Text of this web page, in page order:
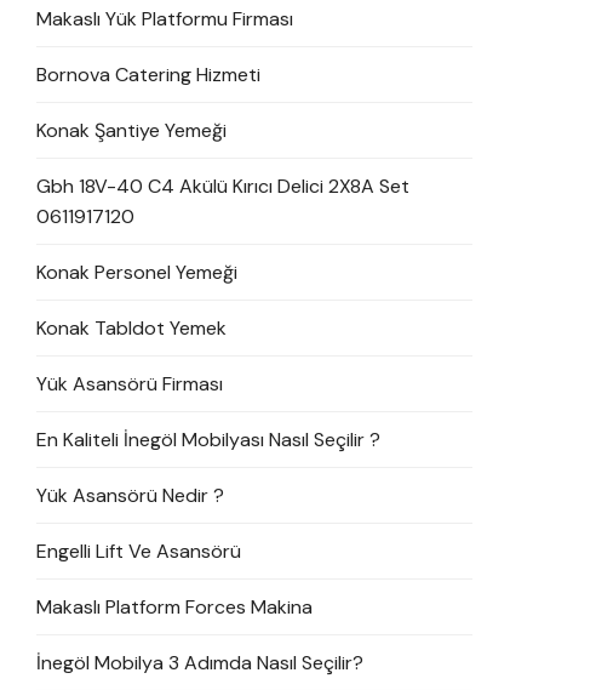
Makaslı Yük Platformu Firması
Bornova Catering Hizmeti
Konak Şantiye Yemeği
Gbh 18V-40 C4 Akülü Kırıcı Delici 2X8A Set
0611917120
Konak Personel Yemeği
Konak Tabldot Yemek
Yük Asansörü Firması
En Kaliteli İnegöl Mobilyası Nasıl Seçilir ?
Yük Asansörü Nedir ?
Engelli Lift Ve Asansörü
Makaslı Platform Forces Makina
İnegöl Mobilya 3 Adımda Nasıl Seçilir?